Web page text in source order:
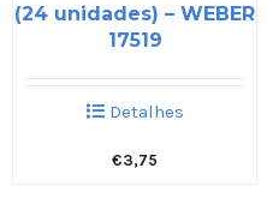
(24 unidades) – WEBER
17519
Detalhes
€3,75